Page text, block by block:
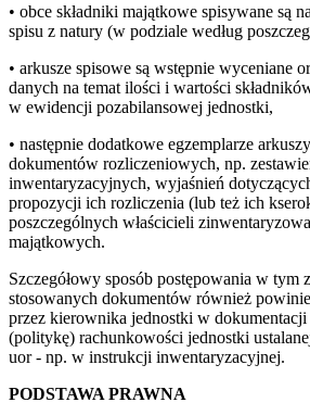
• obce składniki majątkowe spisywane są
spisu z natury (w podziale według
• arkusze spisowe są wstępnie wyceniane
danych na temat ilości i wartości
w ewidencji pozabilansowej jednostki,
• następnie dodatkowe egzemplarze
dokumentów rozliczeniowych, np.
inwentaryzacyjnych, wyjaśnień
propozycji ich rozliczenia (lub też ich
poszczególnych właścicieli
majątkowych.
Szczegółowy sposób postępowania w tym
stosowanych dokumentów również
przez kierownika jednostki w dokumentacji
(politykę) rachunkowości jednostki
uor - np. w instrukcji inwentaryzacyjnej.
PODSTAWA PRAWNA